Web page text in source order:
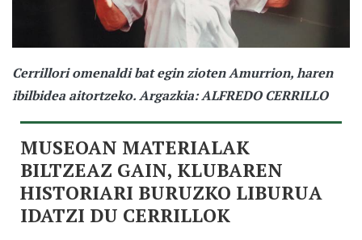
Cerrillori omenaldi bat egin zioten Amurrion, haren
ibilbidea aitortzeko. Argazkia: ALFREDO CERRILLO
MUSEOAN MATERIALAK
BILTZEAZ GAIN, KLUBAREN
HISTORIARI BURUZKO LIBURUA
IDATZI DU CERRILLOK